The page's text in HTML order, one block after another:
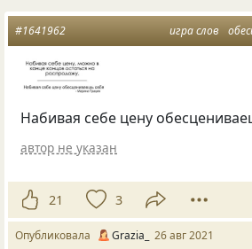
игра слов
#1641962
Набивая себе цену
автор не указан
21 3
Опубликовала Grazia_ 26 авг 2021